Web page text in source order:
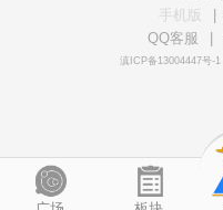
手机版
QQ客服
滇ICP备13004447号-1